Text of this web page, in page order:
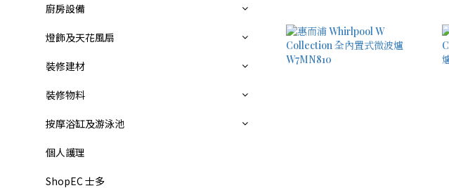
廚房設備
燈飾及天花風扇
裝修建材
裝修物料
按摩浴缸及游泳池
個人護理
ShopEC 士多